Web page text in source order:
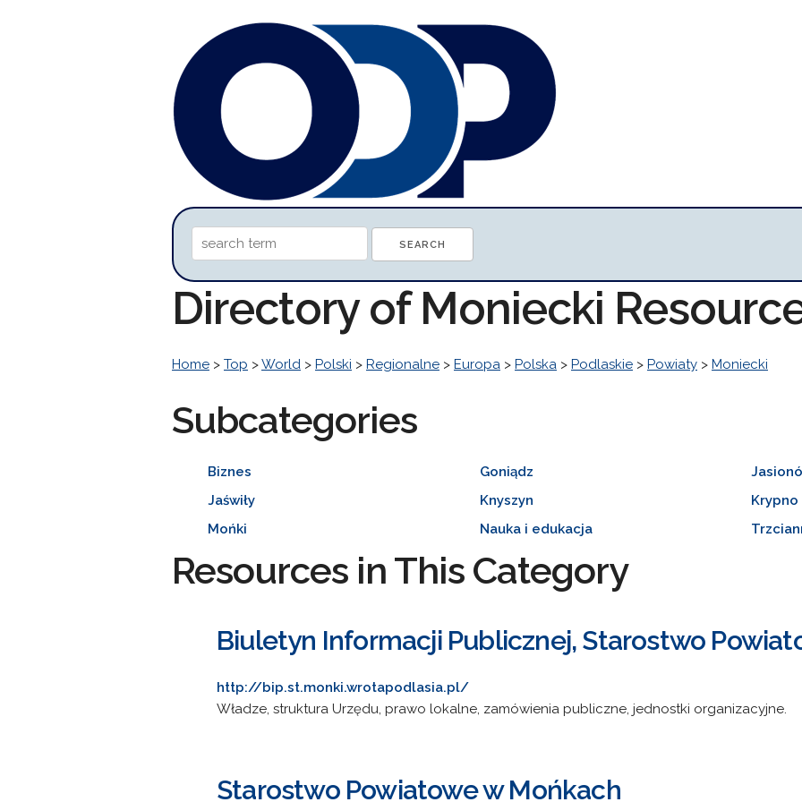
Directory of Moniecki
Home > Top >World > Polski > Regionalne > Europa > Polska > Podlaskie > Powiaty > Moniecki
Subcategories
Biznes Goniądz
Jaświły
Knyszyn
Krypno
Mońki
Nauka i edukacja
Resources in This Category
Biuletyn Informacji Publicznej, Starostwo
http://bip.st.monki.wrotapodlasia.pl/
Władze, struktura Urzędu, prawo lokalne, zamówienia publiczne, jednostki organizacyjne.
Starostwo Powiatowe w Mońkach